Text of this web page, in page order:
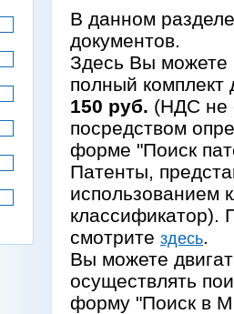
В данном
документов.
Здесь Вы можете
полный комплект
150 руб. (НДС не
посредством
форме "Поиск
Патенты,
использованием
классификатор).
смотрите здесь.
Вы можете
осуществлять
форму "Поиск в